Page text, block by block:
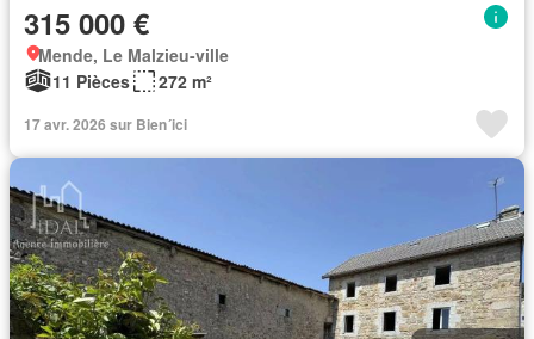
315 000 €
Mende, Le Malzieu-ville
11 Pièces
272 m²
17 avr. 2026 sur Bien´ici